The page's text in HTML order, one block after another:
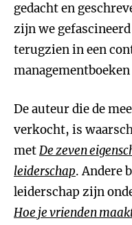
gedacht en
zijn we
terugzien in een
De auteur die de
verkocht, is
metDe zeven
leiderschap. Andere
leiderschap zijn
Hoe je vrienden